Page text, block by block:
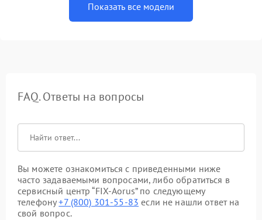
Показать все модели
FAQ. Ответы на вопросы
Вы можете ознакомиться с приведенными ниже
часто задаваемыми вопросами, либо обратиться в
сервисный центр “FIX-Aorus” по следующему
телефону+7 (800) 301-55-83 если не нашли ответ на
свой вопрос.